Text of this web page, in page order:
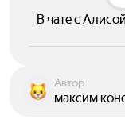
В чате с
Автор
максим